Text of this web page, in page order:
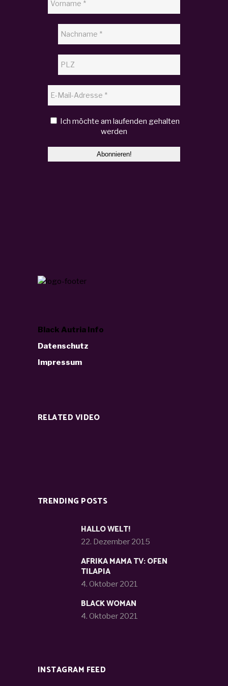
Ich möchte am laufenden gehalten
werden
Black Autria Info
Datenschutz
Impressum
RELATED VIDEO
TRENDING POSTS
HALLO WELT!
22. Dezember 2015
AFRIKA MAMA TV: OFEN
TILAPIA
4. Oktober 2021
BLACK WOMAN
4. Oktober 2021
INSTAGRAM FEED